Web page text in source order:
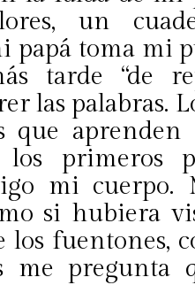
un
papá toma mi
tarde “de
las palabras.
que
los primeros
mi
si hubiera
los fuentones,
me pregunta